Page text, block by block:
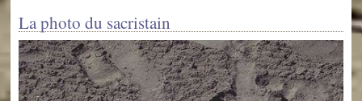
La photo du sacristain